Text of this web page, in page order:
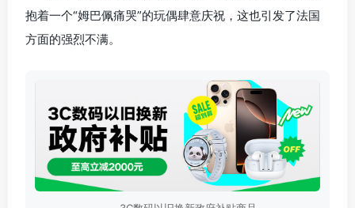
抱着一个“姆巴佩痛哭”的玩偶肆意庆祝，这也引发了法国
方面的强烈不满。